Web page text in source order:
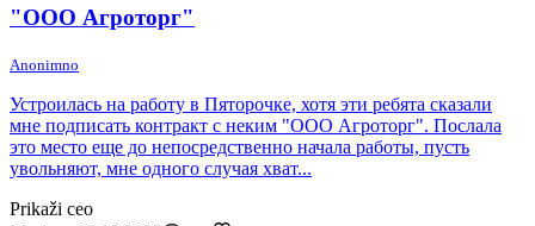
"ООО Агроторг"
Anonimno
Устроилась на работу в Пяторочке, хотя эти ребята сказали
мне подписать контракт с неким "ООО Агроторг". Послала
это место еще до непосредственно начала работы, пусть
увольняют, мне одного случая хват...
Prikaži ceo